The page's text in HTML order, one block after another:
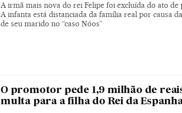
A irmã mais nova do rei Felipe foi excluída do ato de
A infanta está distanciada da família real por causa
de seu marido no “caso Nóos”
O promotor pede 1,9 milhão de
multa para a filha do Rei da